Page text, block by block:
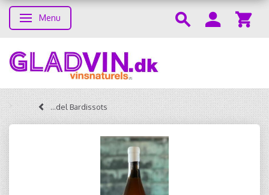
Toggle navigation
Menu
...del Bardissots